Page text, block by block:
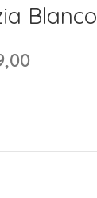
Blanco